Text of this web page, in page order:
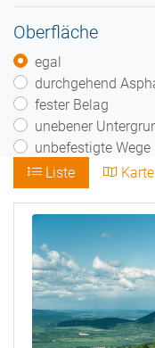
Oberfläche
egal
durchgehend
fester Belag
unebener
unbefestigte Wege
Liste
Karte